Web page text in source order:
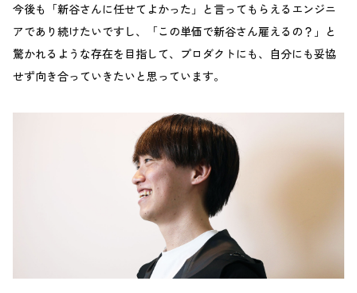
今後も「新谷さんに任せてよかった」と言ってもらえるエンジニ
アであり続けたいですし、「この単価で新谷さん雇えるの？」と
驚かれるような存在を目指して、プロダクトにも、自分にも妥協
せず向き合っていきたいと思っています。